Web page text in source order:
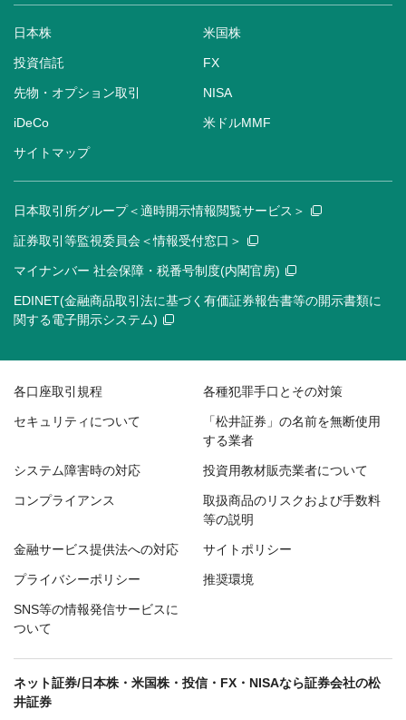
日本株 米国株
投資信託 FX
先物・オプション取引 NISA
iDeCo 米ドルMMF
サイトマップ
日本取引所グループ＜適時開示情報閲覧サービス＞
証券取引等監視委員会＜情報受付窓口＞
マイナンバー 社会保障・税番号制度(内閣官房)
EDINET(金融商品取引法に基づく有価証券報告書等の開示書類に
関する電子開示システム)
各口座取引規程 各種犯罪手口とその対策
セキュリティについて
「松井証券」の名前を無断使用
する業者
システム障害時の対応 投資用教材販売業者について
コンプライアンス
取扱商品のリスクおよび手数料
等の説明
金融サービス提供法への対応 サイトポリシー
プライバシーポリシー 推奨環境
SNS等の情報発信サービスに
ついて
ネット証券/日本株・米国株・投信・FX・NISAなら証券会社の松
井証券